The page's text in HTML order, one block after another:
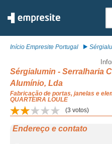
Início Empresite Portugal
Sérgialumin - Serralharia
Alumínio, Lda
Fabricação de portas, janelas e
QUARTEIRA LOULE
(3 votos)
Endereço e contato